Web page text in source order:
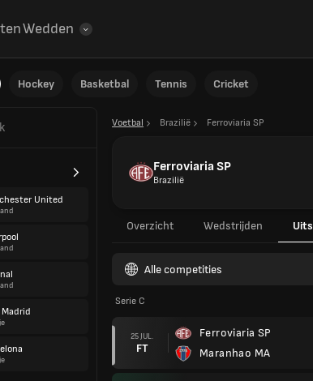
Wedden
Hockey Basketbal Tennis Cricket
United
Madrid
Voetbal Brazilië Ferroviaria SP
Ferroviaria SP
Brazilië
Overzicht Wedstrijden
Alle competities
Serie C
25 JUL.
FT
Ferroviaria SP
Maranhao MA